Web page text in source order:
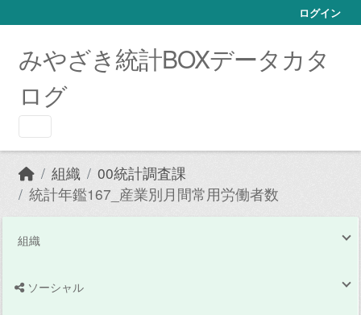
ログイン
みやざき統計BOXデータカタ
ログ
組織
00統計調査課
統計年鑑167_産業別月間常用労働者数
組織
ソーシャル